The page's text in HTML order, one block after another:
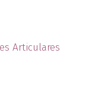
Articulares